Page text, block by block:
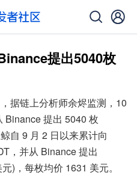
提出5040枚
据链上分析师余烬监测，10
Binance 提出 5040 枚
自 9 月 2 日以来累计向
，并从 Binance 提出
)，每枚均价 1631 美元。